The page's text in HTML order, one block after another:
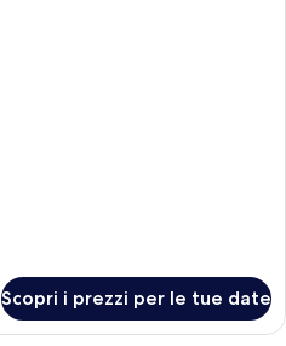
Scopri i prezzi per le tue date